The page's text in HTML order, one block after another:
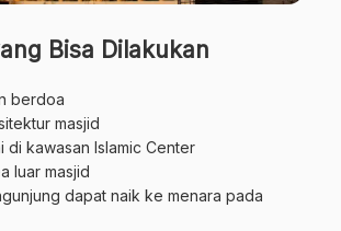
Bisa Dilakukan
berdoa
masjid
di kawasan Islamic Center
luar masjid
dapat naik ke menara pada